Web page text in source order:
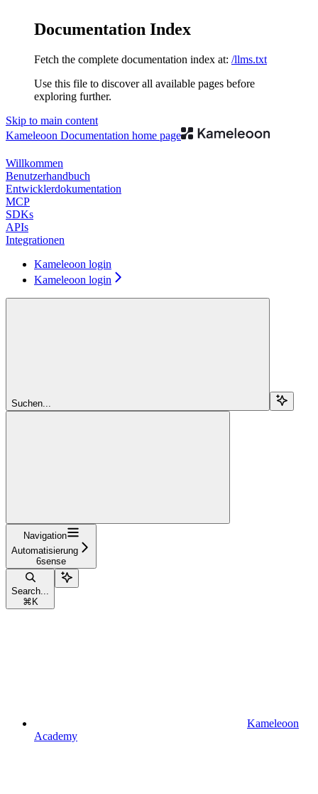
Documentation Index
Fetch the complete documentation index at: /llms.txt
Use this file to discover all available pages before
exploring further.
Skip to main content
Kameleoon Documentation home page
Willkommen
Benutzerhandbuch
Entwicklerdokumentation
MCP
SDKs
APIs
Integrationen
Kameleoon login
Kameleoon login
Suchen...
Navigation
Automatisierung
6sense
Search...
⌘ K
Kameleoon
Academy